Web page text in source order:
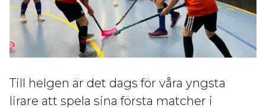
Till helgen är det dags för våra yngsta
lirare att spela sina första matcher i